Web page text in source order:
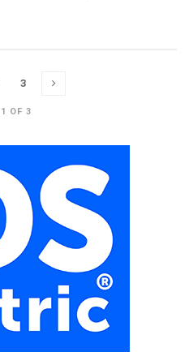
OF 3
3